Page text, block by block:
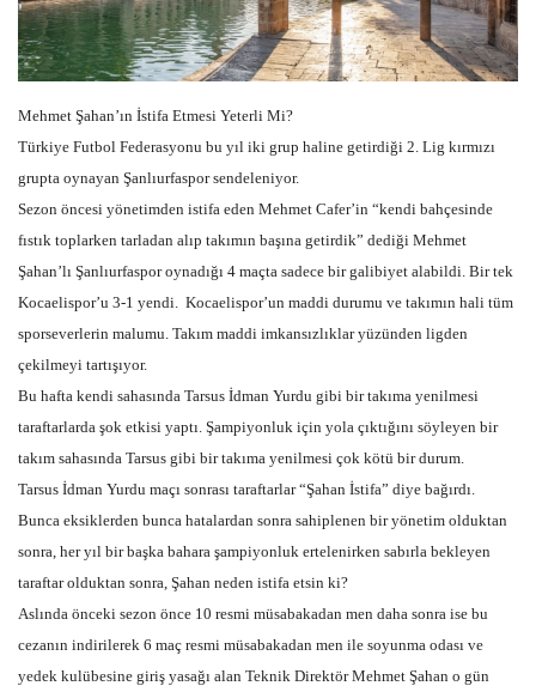
Gündem
Tekno Bilim
Ekonomi
Galeriler
Yaşam
Künye
Sağlık
İletişim
Kültür Sanat
Mehmet Şahan’ın İstifa Etmesi Yeterli Mi?
Türkiye Futbol Federasyonu bu yıl iki grup haline getirdiği 2. Lig kırmızı
grupta oynayan Şanlıurfaspor sendeleniyor.
Sezon öncesi yönetimden istifa eden Mehmet Cafer’in “kendi bahçesinde
fıstık toplarken tarladan alıp takımın başına getirdik” dediği Mehmet
Şahan’lı Şanlıurfaspor oynadığı 4 maçta sadece bir galibiyet alabildi. Bir tek
Kocaelispor’u 3-1 yendi. Kocaelispor’un maddi durumu ve takımın hali tüm
sporseverlerin malumu. Takım maddi imkansızlıklar yüzünden ligden
çekilmeyi tartışıyor.
Bu hafta kendi sahasında Tarsus İdman Yurdu gibi bir takıma yenilmesi
taraftarlarda şok etkisi yaptı. Şampiyonluk için yola çıktığını söyleyen bir
takım sahasında Tarsus gibi bir takıma yenilmesi çok kötü bir durum.
Tarsus İdman Yurdu maçı sonrası taraftarlar “Şahan İstifa” diye bağırdı.
Bunca eksiklerden bunca hatalardan sonra sahiplenen bir yönetim olduktan
sonra, her yıl bir başka bahara şampiyonluk ertelenirken sabırla bekleyen
taraftar olduktan sonra, Şahan neden istifa etsin ki?
Aslında önceki sezon önce 10 resmi müsabakadan men daha sonra ise bu
cezanın indirilerek 6 maç resmi müsabakadan men ile soyunma odası ve
yedek kulübesine giriş yasağı alan Teknik Direktör Mehmet Şahan o gün